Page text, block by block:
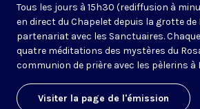
Tous les jours à 15h30 (rediffusion à
en direct du Chapelet depuis la grotte de
partenariat avec les Sanctuaires.
quatre méditations des mystères du
communion de prière avec les pèlerins à
Visiter la page de l'émission